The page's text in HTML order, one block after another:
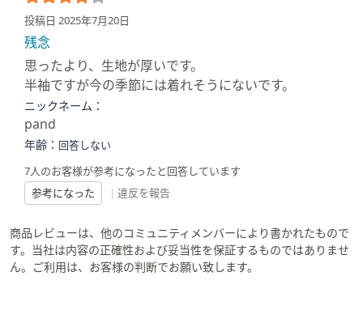
投稿日 2025年7月20日
残念
思ったより、生地が厚いです。
半袖ですが今の季節には着れそうにないです。
ニックネーム：
pand
年齢： 回答しない
7人のお客様が参考になったと回答しています
参考になった
| 違反を報告
商品レビューは、他のコミュニティメンバーにより書かれたもので
す。当社は内容の正確性および妥当性を保証するものではありませ
ん。ご利用は、お客様の判断でお願い致します。